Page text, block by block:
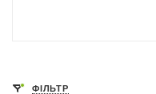
ФІЛЬТР